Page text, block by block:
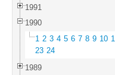
1991
1990
1 2 3 4 5 6 7 8 9 10
23 24
1989